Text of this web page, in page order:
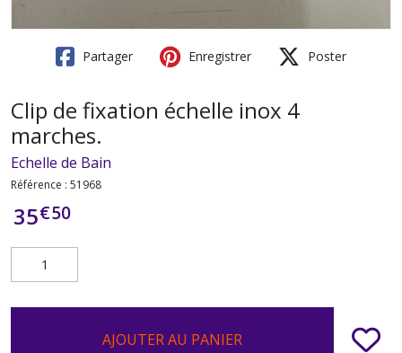
Partager Enregistrer Poster
Clip de fixation échelle inox 4
marches.
Echelle de Bain
Référence : 51968
35€50
AJOUTER AU PANIER